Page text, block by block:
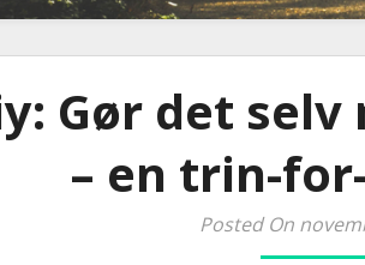
Gør det
– en trin-
Posted On